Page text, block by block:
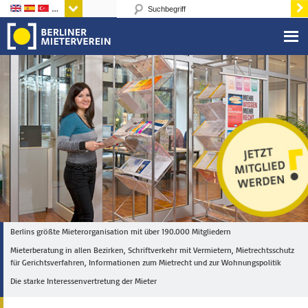
Sprachen
Berlins größte Mieterorganisation mit über 190.000 Mitgliedern
Mieterberatung in allen Bezirken, Schriftverkehr mit Vermietern, Mietrechtsschutz
für Gerichtsverfahren, Informationen zum Mietrecht und zur Wohnungspolitik
Die starke Interessenvertretung der Mieter